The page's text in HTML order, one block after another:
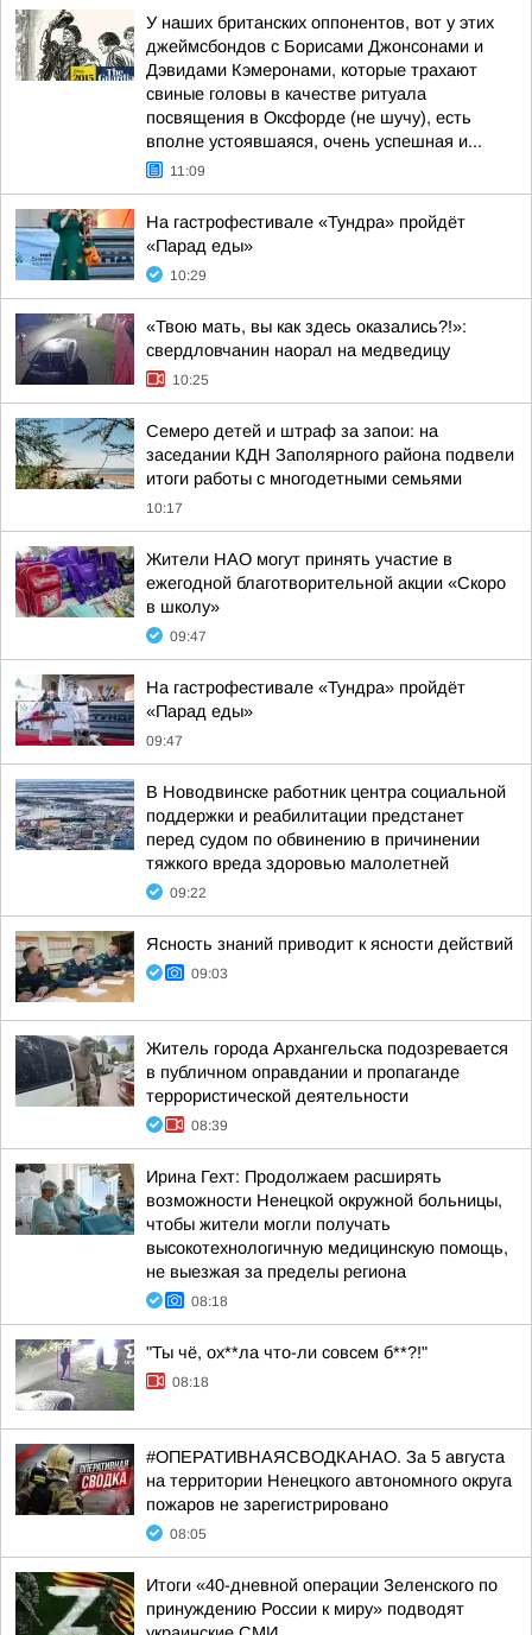
У наших британских оппонентов, вот у этих
джеймсбондов с Борисами Джонсонами и
Дэвидами Кэмеронами, которые трахают
свиные головы в качестве ритуала
посвящения в Оксфорде (не шучу), есть
вполне устоявшаяся, очень успешная и...
11:09
На гастрофестивале «Тундра» пройдёт
«Парад еды»
10:29
«Твою мать, вы как здесь оказались?!»:
свердловчанин наорал на медведицу
10:25
Семеро детей и штраф за запои: на
заседании КДН Заполярного района подвели
итоги работы с многодетными семьями
10:17
Жители НАО могут принять участие в
ежегодной благотворительной акции «Скоро
в школу»
09:47
На гастрофестивале «Тундра» пройдёт
«Парад еды»
09:47
В Новодвинске работник центра социальной
поддержки и реабилитации предстанет
перед судом по обвинению в причинении
тяжкого вреда здоровью малолетней
09:22
Ясность знаний приводит к ясности действий
09:03
Житель города Архангельска подозревается
в публичном оправдании и пропаганде
террористической деятельности
08:39
Ирина Гехт: Продолжаем расширять
возможности Ненецкой окружной больницы,
чтобы жители могли получать
высокотехнологичную медицинскую помощь,
не выезжая за пределы региона
08:18
"Ты чё, ох**ла что-ли совсем б**?!"
08:18
#ОПЕРАТИВНАЯСВОДКАНАО. За 5 августа
на территории Ненецкого автономного округа
пожаров не зарегистрировано
08:05
Итоги «40-дневной операции Зеленского по
принуждению России к миру» подводят